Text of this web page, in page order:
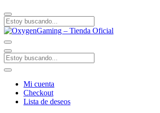
Mi cuenta
Checkout
Lista de deseos